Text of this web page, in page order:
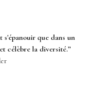
s'épanouir que dans un
célèbre la diversité.”